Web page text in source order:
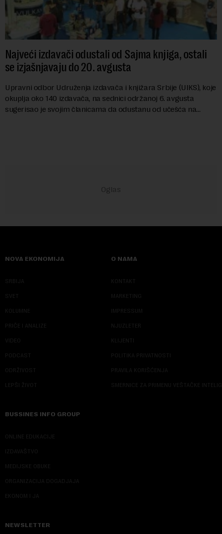
Najveći izdavači odustali od Sajma knjiga, ostali
se izjašnjavaju do 20. avgusta
Upravni odbor Udruženja izdavača i knjižara Srbije (UIKS), koje
okuplja oko 140 izdavača, na sednici održanoj 6. avgusta
sugerisao je svojim članicama da odustanu od učešća na
NOVA EKONOMIJA
SRBIJA
SVET
KOLUMNE
PRIČE I ANALIZE
VIDEO
PODCAST
ODRŽIVOST
LEPŠI ŽIVOT
O NAMA
KONTAKT
MARKETING
IMPRESSUM
NJUZLETER
KLIJENTI
POLITIKA PRIVATNOSTI
PRAVILA KORIŠĆENJA
SMERNICE ZA PRIMENU VEŠTAČKE
BUSSINES INFO GROUP
ONLINE EDUKACIJE
IZDAVAŠTVO
MEDIJSKE OBUKE
ORGANIZACIJA DOGADJAJA
EKONOM I JA
NEWSLETTER